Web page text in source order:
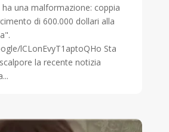
una malformazione: coppia
di 600.000 dollari alla
lCLonEvyT1aptoQHo Sta
la recente notizia